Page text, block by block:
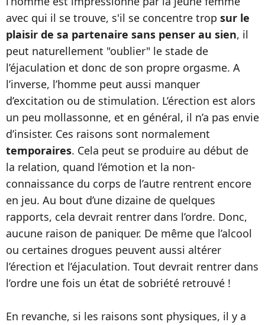
avec qui il se trouve, s'il se concentre trop sur le
plaisir de sa partenaire sans penser au sien, il
peut naturellement "oublier" le stade de
l’éjaculation et donc de son propre orgasme. A
l’inverse, l’homme peut aussi manquer
d’excitation ou de stimulation. L’érection est alors
un peu mollassonne, et en général, il n’a pas envie
d’insister. Ces raisons sont normalement
temporaires. Cela peut se produire au début de
la relation, quand l’émotion et la non-
connaissance du corps de l’autre rentrent encore
en jeu. Au bout d’une dizaine de quelques
rapports, cela devrait rentrer dans l’ordre. Donc,
aucune raison de paniquer. De même que l’alcool
ou certaines drogues peuvent aussi altérer
l’érection et l’éjaculation. Tout devrait rentrer dans
l’ordre une fois un état de sobriété retrouvé !
En revanche, si les raisons sont physiques, il y a